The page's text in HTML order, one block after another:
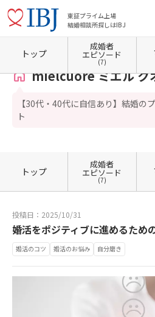
東証プライム上場
結婚相談所探しはIBJ
ホーム 栃木県の結婚相談所 栃木県小山市
mielcuore ミエル ク
【30代・40代に自信あり】結婚の
ト
トップ
成婚者
エピソード
(7)
トップ
成婚者
エピソード
(7)
投稿日：2025/10/31
婚活をポジティブに進めるため
婚活のコツ 婚活のお悩み 自分磨き